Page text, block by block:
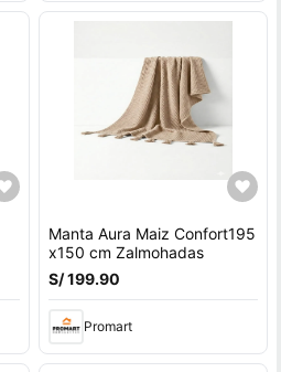
Manta Aura Maiz Confort195
x150 cm Zalmohadas
S/ 199.90
Promart